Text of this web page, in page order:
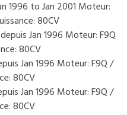
1996 to Jan 2001 Moteur:
80CV
Jan 1996 Moteur: F9Q
80CV
Jan 1996 Moteur: F9Q /
80CV
Jan 1996 Moteur: F9Q /
80CV